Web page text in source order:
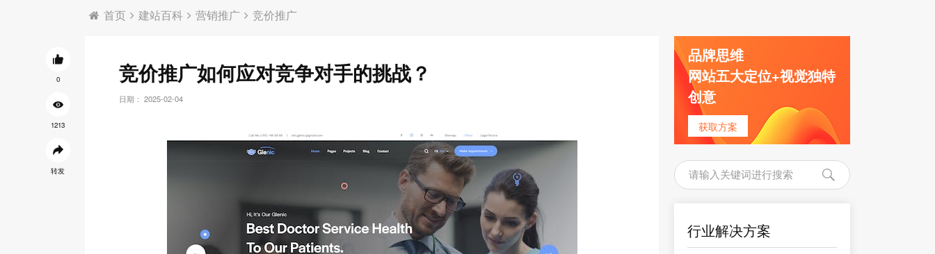
首页 建站百科 营销推广 竞价推广
0
1213
转发
竞价推广如何应对竞争对手的挑战？
日期： 2025-02-04
品牌思维
网站五大定位+视觉独特
创意
获取方案
行业解决方案